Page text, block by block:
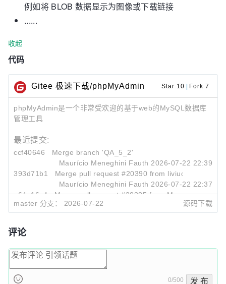
例如将 BLOB 数据显示为图像或下载链接
......
收起
代码
Gitee 极速下载/phpMyAdmin Star 10 Fork 7
phpMyAdmin是一个非常受欢迎的基于web的MySQL数据库
管理工具
最近提交:
ccf40646
Merge branch 'QA_5_2'
Maurício Meneghini Fauth 2026-07-22 22:39
393d71b1
Merge pull request #20390 from liviuconcioiu/lao
Maurício Meneghini Fauth 2026-07-22 22:37
a64e16c4
Merge pull request #20385 from MauricioFauth/
Maurício Meneghini Fauth
2026-07-22 22:35
master 分支： 2026-07-22 源码下载
评论
0/500 发 布